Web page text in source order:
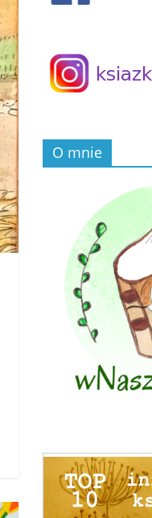
O mnie